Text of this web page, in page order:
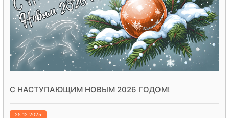
C НАСТУПАЮЩИМ НОВЫМ 2026 ГОДОМ!
25 12 2025